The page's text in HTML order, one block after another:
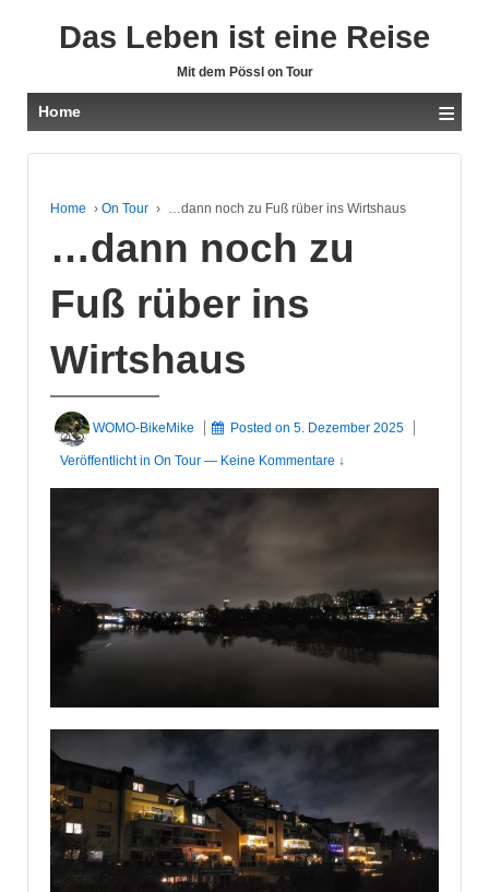
Das Leben ist eine Reise
Mit dem Pössl on Tour
Home ≡
Home › On Tour › …dann noch zu Fuß rüber ins Wirtshaus
…dann noch zu
Fuß rüber ins
Wirtshaus
WOMO-BikeMike Posted on5. Dezember 2025
Veröffentlicht in On Tour — Keine Kommentare ↓